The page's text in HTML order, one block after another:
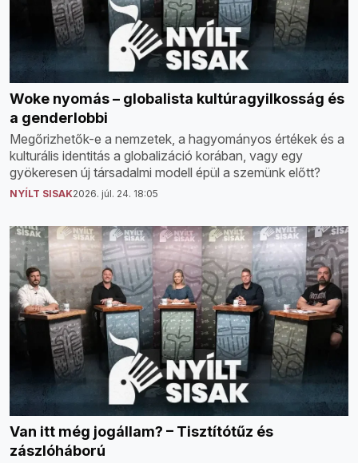
Woke nyomás – globalista kultúragyilkosság és
a genderlobbi
Megőrizhetők-e a nemzetek, a hagyományos értékek és a
kulturális identitás a globalizáció korában, vagy egy
gyökeresen új társadalmi modell épül a szemünk előtt?
NYÍLT SISAK2026. júl. 24. 18:05
Van itt még jogállam? – Tisztítótűz és
zászlóháború